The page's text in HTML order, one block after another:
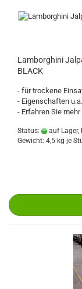
Lamborghini
BLACK
- für trockene
- Eigenschaften
- Erfahren Sie
Status: auf Lager,
Gewicht: 4,5 kg je